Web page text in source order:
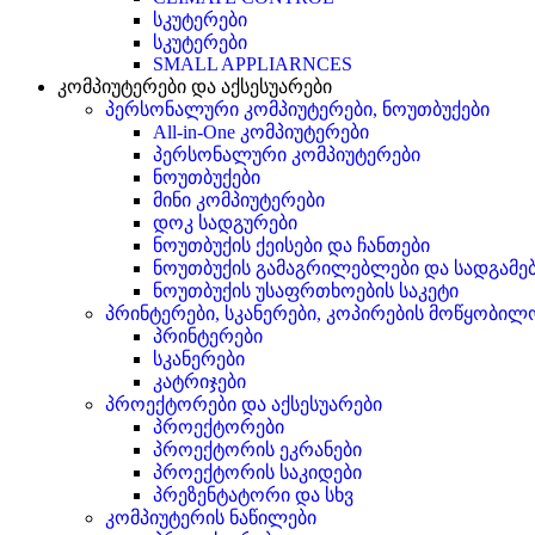
სკუტერები
სკუტერები
SMALL APPLIARNCES
კომპიუტერები და აქსესუარები
პერსონალური კომპიუტერები, ნოუთბუქები
All-in-One კომპიუტერები
პერსონალური კომპიუტერები
ნოუთბუქები
მინი კომპიუტერები
დოკ სადგურები
ნოუთბუქის ქეისები და ჩანთები
ნოუთბუქის გამაგრილებლები და
ნოუთბუქის უსაფრთხოების საკეტი
პრინტერები, სკანერები, კოპირების
პრინტერები
სკანერები
კატრიჯები
პროექტორები და აქსესუარები
პროექტორები
პროექტორის ეკრანები
პროექტორის საკიდები
პრეზენტატორი და სხვ
კომპიუტერის ნაწილები